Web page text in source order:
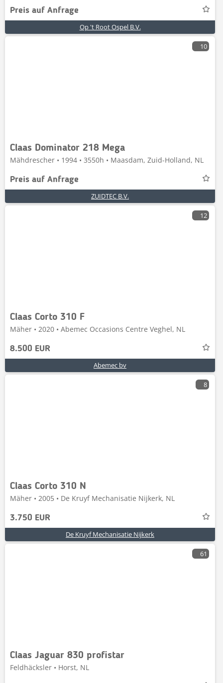
Preis auf Anfrage
Op 't Root Ospel B.V.
10
Claas Dominator 218 Mega
Mähdrescher • 1994 • 3550h • Maasdam, Zuid-Holland, NL
Preis auf Anfrage
ZUIDTEC B.V.
12
Claas Corto 310 F
Mäher • 2020 • Abemec Occasions Centre Veghel, NL
8.500 EUR
Abemec bv
8
Claas Corto 310 N
Mäher • 2005 • De Kruyf Mechanisatie Nijkerk, NL
3.750 EUR
De Kruyf Mechanisatie Nijkerk
61
Claas Jaguar 830 profistar
Feldhäcksler • Horst, NL